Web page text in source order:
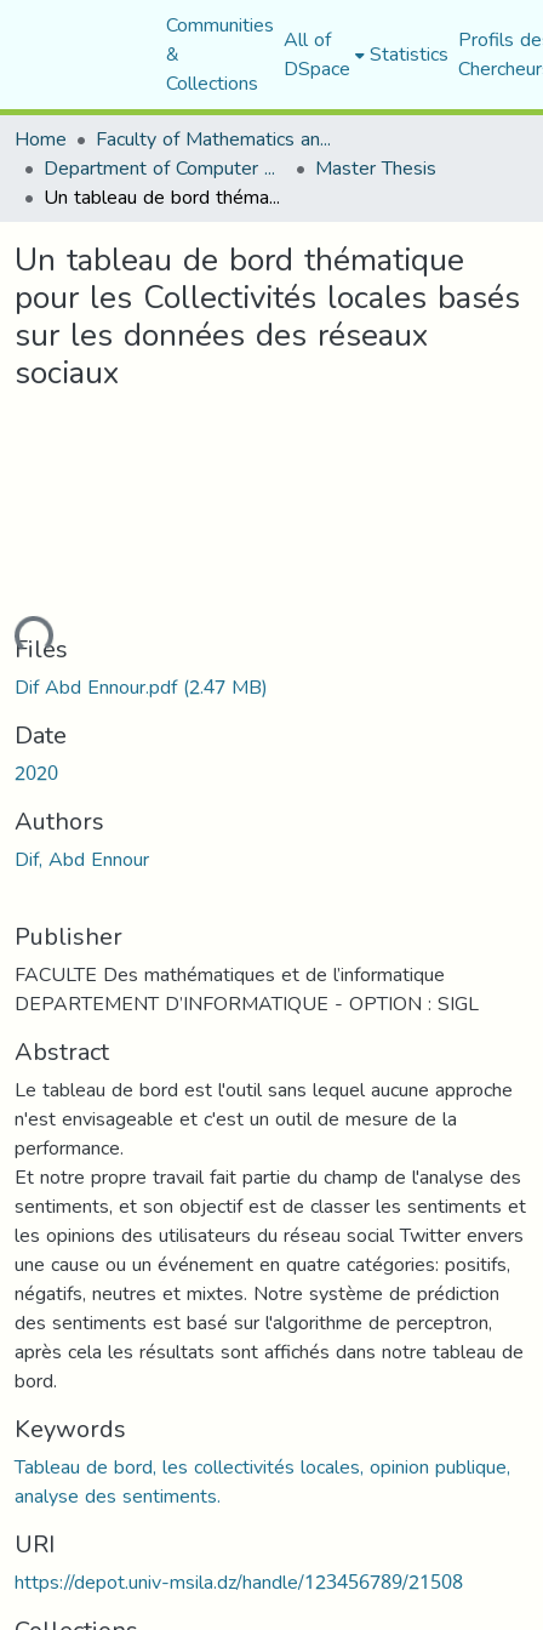
Communities
&
Collections
All of
DSpace Statistics Profils
Home
Faculty of Mathematics and Computer Science
Department of Computer Science Master Thesis
Un tableau de bord thématique pour les Collectivités locales basés sur les données des réseaux sociaux
Un tableau de bord thématique
pour les Collectivités locales basés
sur les données des réseaux
sociaux
Files
Dif Abd Ennour.pdf(2.47 MB)
Date
2020
Authors
Dif, Abd Ennour
Publisher
FACULTE Des mathématiques et de l’informatique
DEPARTEMENT D’INFORMATIQUE - OPTION : SIGL
Abstract
Le tableau de bord est l'outil sans lequel aucune approche
n'est envisageable et c'est un outil de mesure de la
performance.
Et notre propre travail fait partie du champ de l'analyse des
sentiments, et son objectif est de classer les sentiments et
les opinions des utilisateurs du réseau social Twitter envers
une cause ou un événement en quatre catégories: positifs,
négatifs, neutres et mixtes. Notre système de prédiction
des sentiments est basé sur l'algorithme de perceptron,
après cela les résultats sont affichés dans notre tableau de
bord.
Keywords
Tableau de bord, les collectivités locales, opinion publique,
analyse des sentiments.
URI
https://depot.univ-msila.dz/handle/123456789/21508